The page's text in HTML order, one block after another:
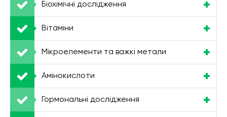
Біохімічні дослідження
Вітаміни
Мікроелементи та важкі метали
Амінокислоти
Гормональні дослідження